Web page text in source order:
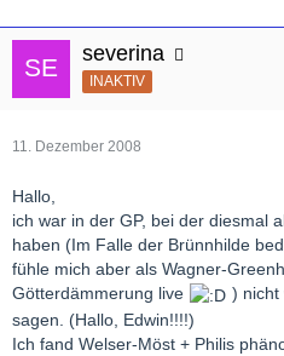
severina
INAKTIV
11. Dezember 2008
Hallo,
ich war in der GP, bei der diesmal
haben (Im Falle der Brünnhilde
fühle mich aber als Wagner-
Götterdämmerung live
) nicht
sagen. (Hallo, Edwin!!!!)
Ich fand Welser-Möst + Philis